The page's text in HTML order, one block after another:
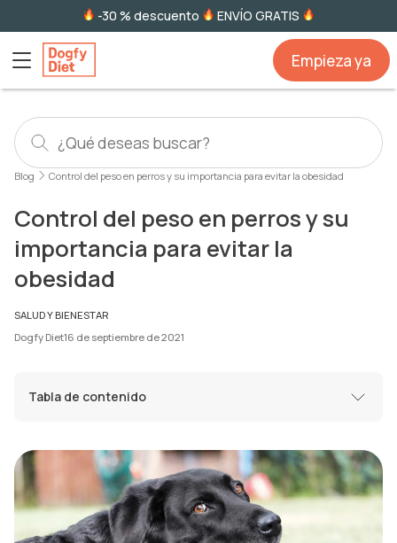
-30 % descuento ENVÍO GRATIS
Empieza ya
Blog Control del peso en perros y su importancia para evitar la obesidad
Control del peso en perros y su
importancia para evitar la
obesidad
SALUD Y BIENESTAR
Dogfy Diet16 de septiembre de 2021
Tabla de contenido